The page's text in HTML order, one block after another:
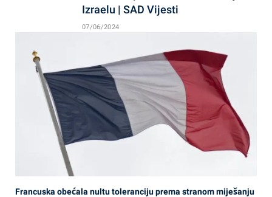
Izraelu | SAD Vijesti
07/06/2024
Francuska obećala nultu toleranciju prema stranom miješanju